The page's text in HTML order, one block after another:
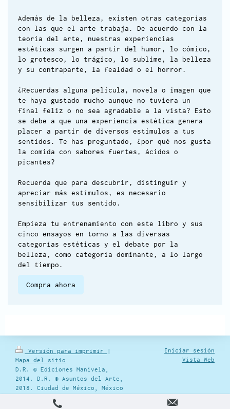
Además de la belleza, existen otras categorías
con las que el arte trabaja. De acuerdo con la
teoría del arte, nuestras experiencias
estéticas surgen a partir del humor, lo cómico,
lo grotesco, lo trágico, lo sublime, la belleza
y su contraparte, la fealdad o el horror.
¿Recuerdas alguna película, novela o imagen que
te haya gustado mucho aunque no tuviera un
final feliz o no sea agradable a la vista? Esto
se debe a que una experiencia estética genera
placer a partir de diversos estímulos a tus
sentidos. Te has preguntado, ¿por qué nos gusta
la comida con sabores fuertes, ácidos o
picantes?
Recuerda que para descubrir, distinguir y
apreciar más estímulos, es necesario
sensibilizar tus sentido.
Empieza tu entrenamiento con este libro y sus
cinco ensayos en torno a las diversas
categorías estéticas y el debate por la
belleza, como categoría dominante, a lo largo
del tiempo.
Compra ahora
Versión para imprimir
|
Mapa del sitio
D.R. © Ediciones Manivela,
2014. D.R. © Asuntos del Arte,
2018. Ciudad de México, México
info@edicionesmanivela.com
Iniciar sesión
Vista Web